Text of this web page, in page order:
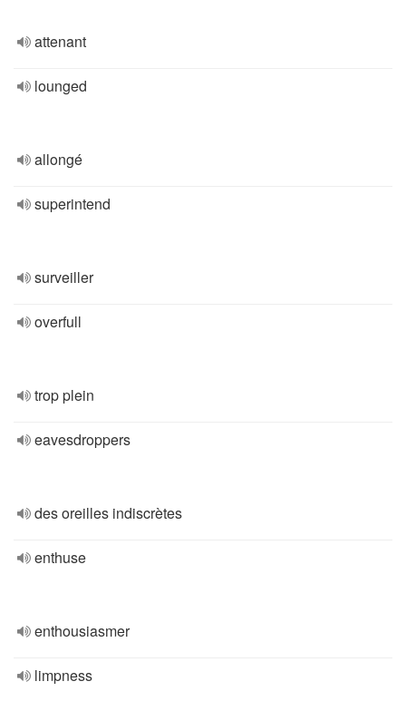
attenant
lounged
allongé
superintend
surveiller
overfull
trop plein
eavesdroppers
des oreilles indiscrètes
enthuse
enthousiasmer
limpness